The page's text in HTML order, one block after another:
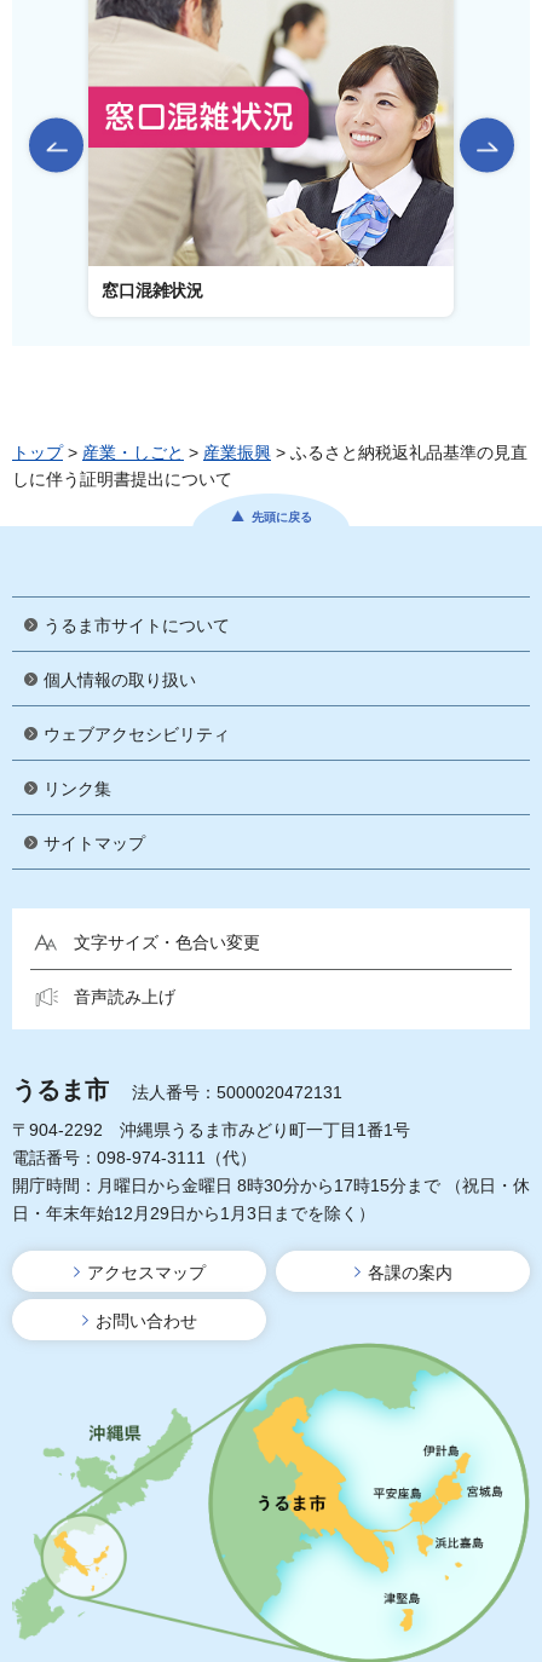
前のスライドを表示
窓口混雑状況
トップ> 産業・しごと > 産業振興 > ふるさと納税返礼品基準の見直
しに伴う証明書提出について
先頭に戻る
うるま市サイトについて
個人情報の取り扱い
ウェブアクセシビリティ
リンク集
サイトマップ
文字サイズ・色合い変更
音声読み上げ
うるま市
法人番号：5000020472131
〒904-2292 沖縄県うるま市みどり町一丁目1番1号
電話番号：098-974-3111（代）
開庁時間：月曜日から金曜日 8時30分から17時15分まで
（祝日・休
日・年末年始12月29日から1月3日までを除く）
アクセスマップ 各課の案内
お問い合わせ